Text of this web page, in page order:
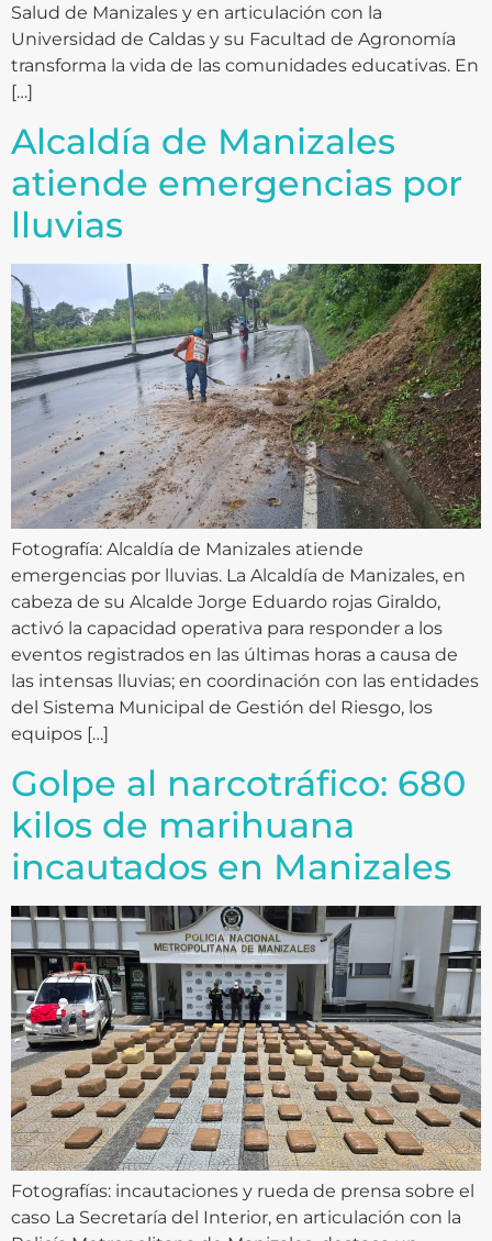
Salud de Manizales y en articulación con la
Universidad de Caldas y su Facultad de Agronomía
transforma la vida de las comunidades educativas. En
[…]
Alcaldía de Manizales
atiende emergencias por
lluvias
Fotografía: Alcaldía de Manizales atiende
emergencias por lluvias. La Alcaldía de Manizales, en
cabeza de su Alcalde Jorge Eduardo rojas Giraldo,
activó la capacidad operativa para responder a los
eventos registrados en las últimas horas a causa de
las intensas lluvias; en coordinación con las entidades
del Sistema Municipal de Gestión del Riesgo, los
equipos […]
Golpe al narcotráfico: 680
kilos de marihuana
incautados en Manizales
Fotografías: incautaciones y rueda de prensa sobre el
caso La Secretaría del Interior, en articulación con la